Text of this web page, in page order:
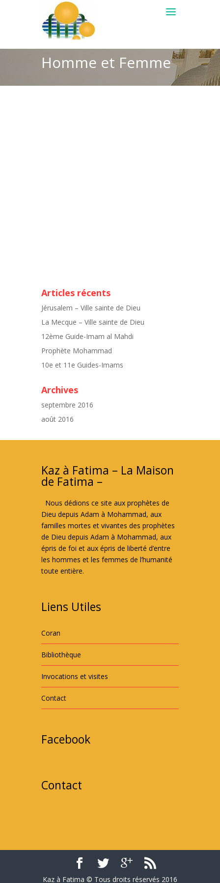
Homme et Femme
Articles récents
Jérusalem – Ville sainte de Dieu
La Mecque – Ville sainte de Dieu
12ème Guide-Imam al Mahdi
Prophète Mohammad
10e et 11e Guides-Imams
Archives
septembre 2016
août 2016
Kaz à Fatima – La Maison
de Fatima –
Nous dédions ce site aux prophètes de
Dieu depuis Adam à Mohammad, aux
familles mortes et vivantes des prophètes
de Dieu depuis Adam à Mohammad, aux
épris de foi et aux épris de liberté d’entre
les hommes et les femmes de l’humanité
toute entière.
Liens Utiles
Coran
Bibliothèque
Invocations et visites
Contact
Facebook
Contact
Kaz à Fatima © Tous droits réservés 2016